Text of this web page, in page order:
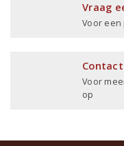
Vraag
Voor een
Contact
Voor
op